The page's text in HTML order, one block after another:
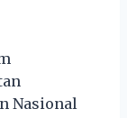
Nasional